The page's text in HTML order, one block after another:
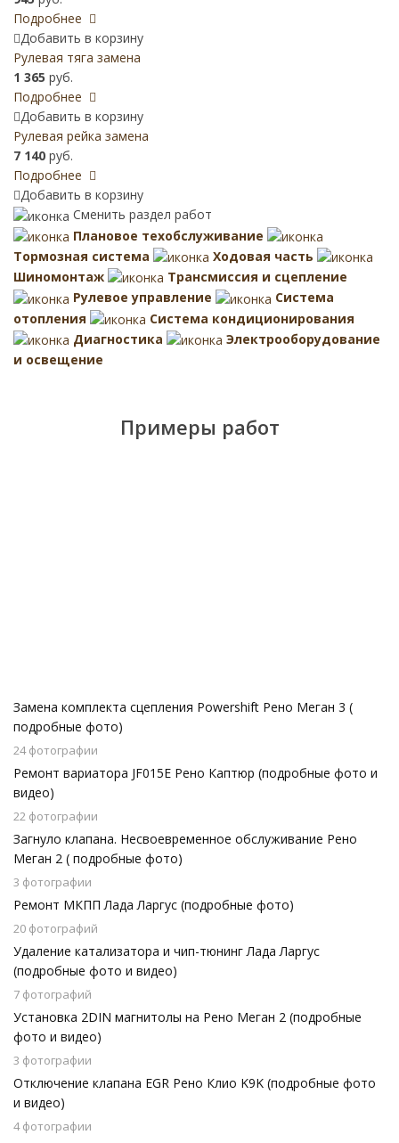
Подробнее
Добавить в корзину
Рулевая тяга замена
1 365 руб.
Подробнее
Добавить в корзину
Рулевая рейка замена
7 140 руб.
Подробнее
Добавить в корзину
Сменить раздел работ
Плановое техобслуживание
Тормозная система
Ходовая часть
Шиномонтаж
Трансмиссия и сцепление
Рулевое управление
Система
отопления
Система кондиционирования
Диагностика
Электрооборудование
и освещение
Примеры работ
Замена комплекта сцепления Powershift Рено Меган 3 (
подробные фото)
24 фотографии
Ремонт вариатора JF015E Рено Каптюр (подробные фото и
видео)
22 фотографии
Загнуло клапана. Несвоевременное обслуживание Рено
Меган 2 ( подробные фото)
3 фотографии
Ремонт МКПП Лада Ларгус (подробные фото)
20 фотографий
Удаление катализатора и чип-тюнинг Лада Ларгус
(подробные фото и видео)
7 фотографий
Установка 2DIN магнитолы на Рено Меган 2 (подробные
фото и видео)
3 фотографии
Отключение клапана EGR Рено Клио K9K (подробные фото
и видео)
4 фотографии